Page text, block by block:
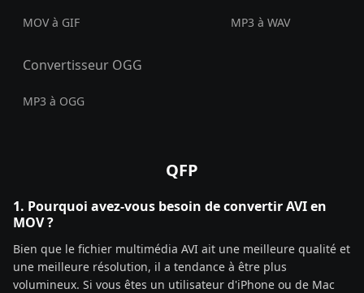
MOV à GIF MP3 à WAV
Convertisseur OGG
MP3 à OGG
QFP
1. Pourquoi avez-vous besoin de convertir AVI en
MOV ?
Bien que le fichier multimédia AVI ait une meilleure qualité et
une meilleure résolution, il a tendance à être plus
volumineux. Si vous êtes un utilisateur d'iPhone ou de Mac